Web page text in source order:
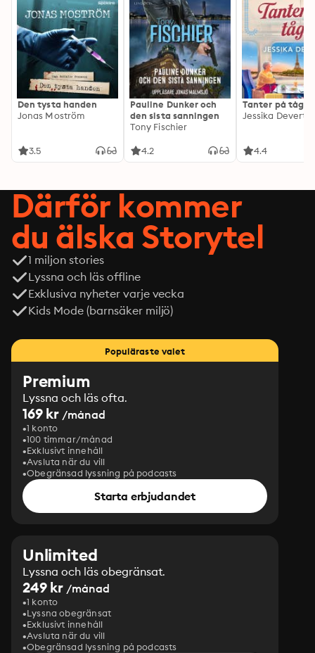
Den tysta handen
Jonas Moström
3.5
Pauline Dunker och
den sista sanningen
Tony Fischier
4.2
Tanter på tåg
Jessika Devert
4.4
Därför kommer
du älska Storytel
1 miljon stories
Lyssna och läs offline
Exklusiva nyheter varje vecka
Kids Mode (barnsäker miljö)
Populäraste valet
Premium
Lyssna och läs ofta.
169 kr /månad
1 konto
100 timmar/månad
Exklusivt innehåll
Avsluta när du vill
Obegränsad lyssning på podcasts
Starta erbjudandet
Unlimited
Lyssna och läs obegränsat.
249 kr /månad
1 konto
Lyssna obegränsat
Exklusivt innehåll
Avsluta när du vill
Obegränsad lyssning på podcasts